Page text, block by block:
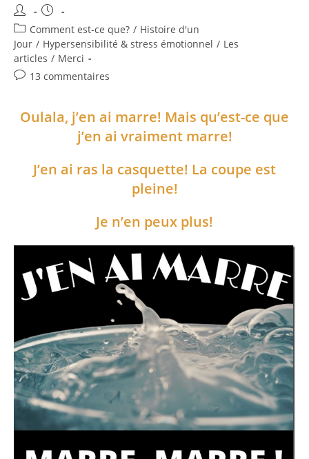
Auteur/autrice
de
la
publication :
Publication
publiée :
Post
category:
Comment est-ce que? / Histoire d'un
Jour / Hypersensibilité & stress émotionnel / Les
articles / Merci
Commentaires
publication :
13 commentaires
Oulala, j’en ai marre! Mais qu’est-ce que
j’en ai vraiment marre!
J’en ai ras la casquette! La coupe est
pleine!
Je n’en peux plus!